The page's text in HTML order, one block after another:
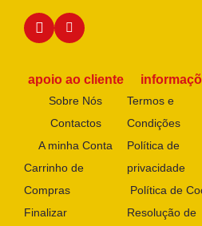
apoio ao cliente
Sobre Nós
Contactos
A minha Conta
Carrinho de
Compras
Finalizar
Termos e
Condições
Política de
privacidade
Política de
Resolução de